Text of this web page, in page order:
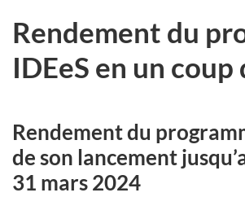
Rendement du
IDEeS en un coup
Rendement du
de son lancement
31 mars2024